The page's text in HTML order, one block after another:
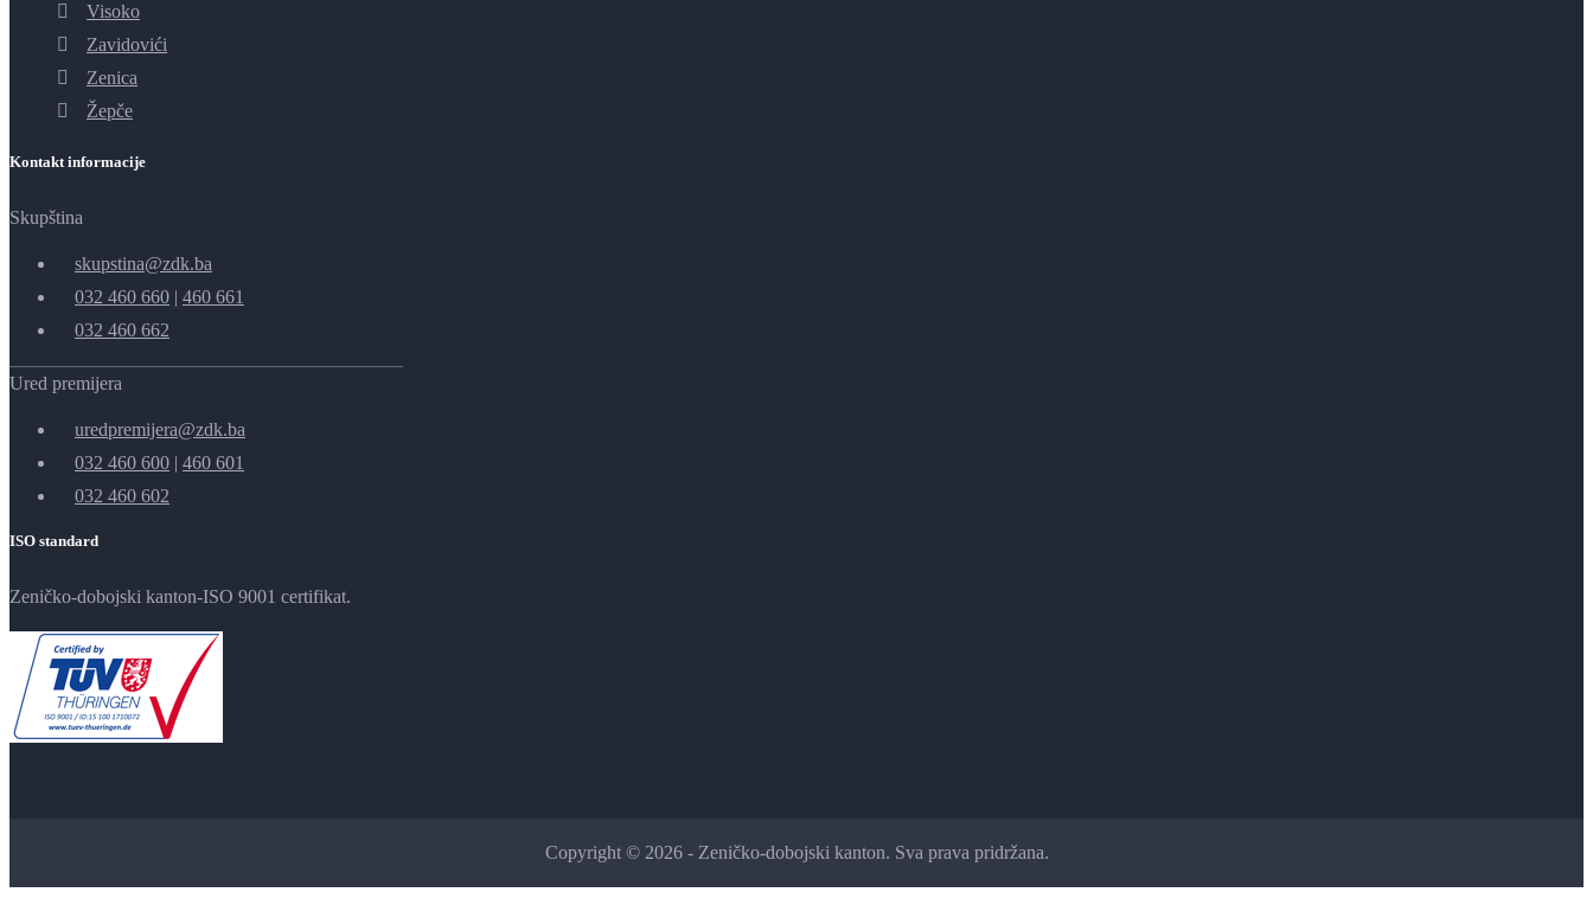
Visoko
Zavidovići
Zenica
Žepče
Kontakt informacije
Skupština
skupstina@zdk.ba
032 460 660 | 460 661
032 460 662
Ured premijera
uredpremijera@zdk.ba
032 460 600 | 460 601
032 460 602
ISO standard
Zeničko-dobojski kanton-ISO 9001 certifikat.
Copyright © 2026 - Zeničko-dobojski kanton. Sva prava pridržana.